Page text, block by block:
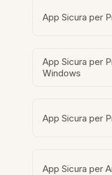
App Sicura per
App Sicura per
Windows
App Sicura per
App Sicura per